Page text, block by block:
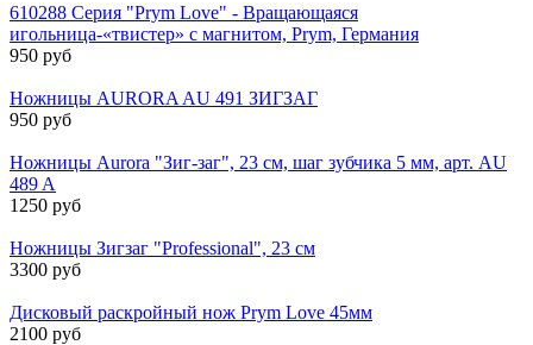
610288 Серия "Prym Love" - Вращающаяся
игольница-«твистер» с магнитом, Prym, Германия
950 руб
Ножницы AURORA AU 491 ЗИГЗАГ
950 руб
Ножницы Aurora "Зиг-заг", 23 см, шаг зубчика 5 мм, арт. AU
489 A
1250 руб
Ножницы Зигзаг "Professional", 23 см
3300 руб
Дисковый раскройный нож Prym Love 45мм
2100 руб